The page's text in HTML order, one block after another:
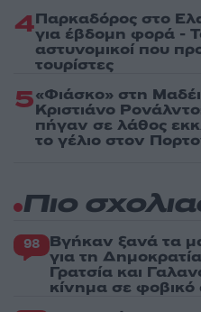
4Παρκαδόρος στο
για έβδομη φορά -
αστυνομικοί που
τουρίστες
5«Φιάσκο» στη
Κριστιάνο
πήγαν σε λάθος
το γέλιο στον
Πιο
98 Βγήκαν ξανά τα
για τη
Γρατσία και
κίνημα σε